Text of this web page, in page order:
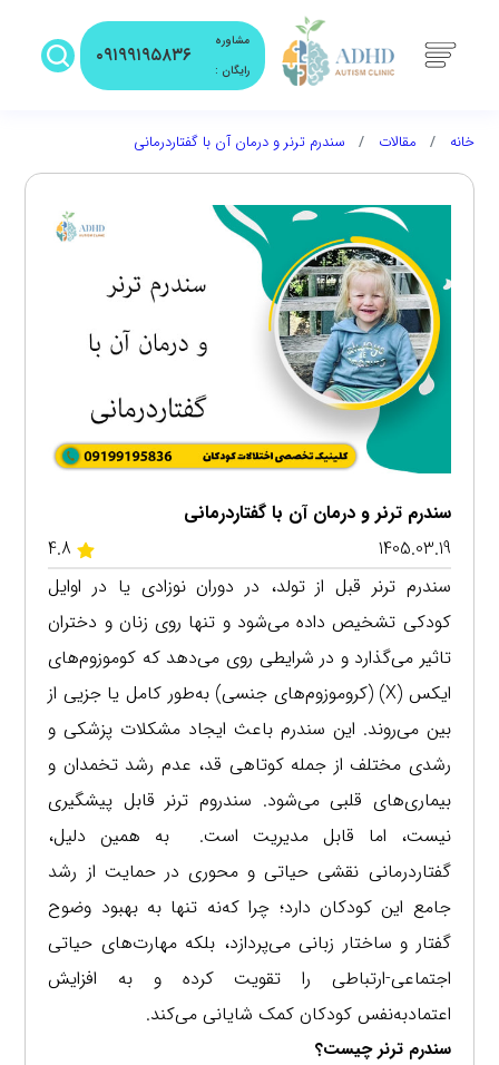
مشاوره
رایگان :
۰۹۱۹۹۱۹۵۸۳۶
خانه مقالات سندرم ترنر و درمان آن با گفتاردرمانی
سندرم ترنر و درمان آن با گفتاردرمانی
1405.03.19
4.8
سندرم ترنر قبل از تولد، در دوران نوزادی یا در اوایل
کودکی تشخیص داده می‌شود و تنها روی زنان و دختران
تاثیر می‌گذارد و در شرایطی روی می‌دهد که کوموزوم‌های
ایکس (X) (کروموزوم‌های جنسی) به‌طور کامل یا جزیی از
بین می‌روند. این سندرم باعث ایجاد مشکلات پزشکی و
رشدی مختلف از جمله کوتاهی قد، عدم رشد تخمدان و
بیماری‌های قلبی می‌شود. سندروم ترنر قابل پیشگیری
نیست، اما قابل مدیریت است. به همین دلیل،
گفتاردرمانی نقشی حیاتی و محوری در حمایت از رشد
جامع این کودکان دارد؛ چرا که‌نه تنها به بهبود وضوح
گفتار و ساختار زبانی می‌پردازد، بلکه مهارت‌های حیاتی
اجتماعی-ارتباطی را تقویت کرده و به افزایش
اعتمادبه‌نفس کودکان کمک شایانی می‌کند.
سندرم ترنر چیست؟